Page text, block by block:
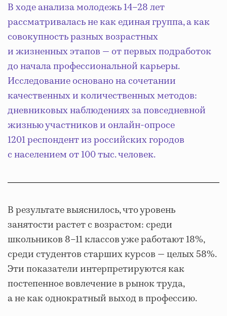
В ходе анализа молодежь 14–28 лет
рассматривалась не как единая группа, а как
совокупность разных возрастных
и жизненных этапов — от первых подработок
до начала профессиональной карьеры.
Исследование основано на сочетании
качественных и количественных методов:
дневниковых наблюдениях за повседневной
жизнью участников и онлайн-опросе
1201 респондент из российских городов
с населением от 100 тыс. человек.
В результате выяснилось, что уровень
занятости растет с возрастом: среди
школьников 8–11 классов уже работают 18%,
среди студентов старших курсов — целых 58%.
Эти показатели интерпретируются как
постепенное вовлечение в рынок труда,
а не как однократный выход в профессию.